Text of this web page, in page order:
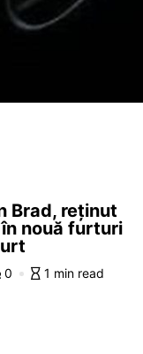
Brad, reținut
nouă furturi
0 1 min read